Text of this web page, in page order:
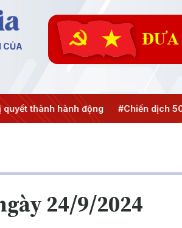
CỦA
thành hành động #Chiến dịch
24/9/2024